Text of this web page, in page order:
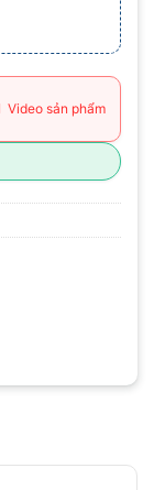
Video sản phẩm